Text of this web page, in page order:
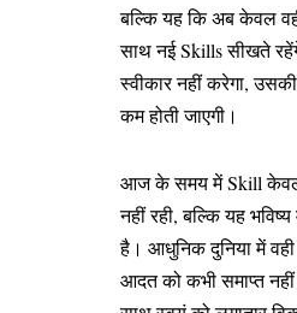
बल्कि यह कि अब केवल
साथ नई Skills सीखते
स्वीकार नहीं करेगा,
कम होती जाएगी।
आज के समय में Skill केवल
नहीं रही, बल्कि यह
है। आधुनिक दुनिया में
आदत को कभी समाप्त